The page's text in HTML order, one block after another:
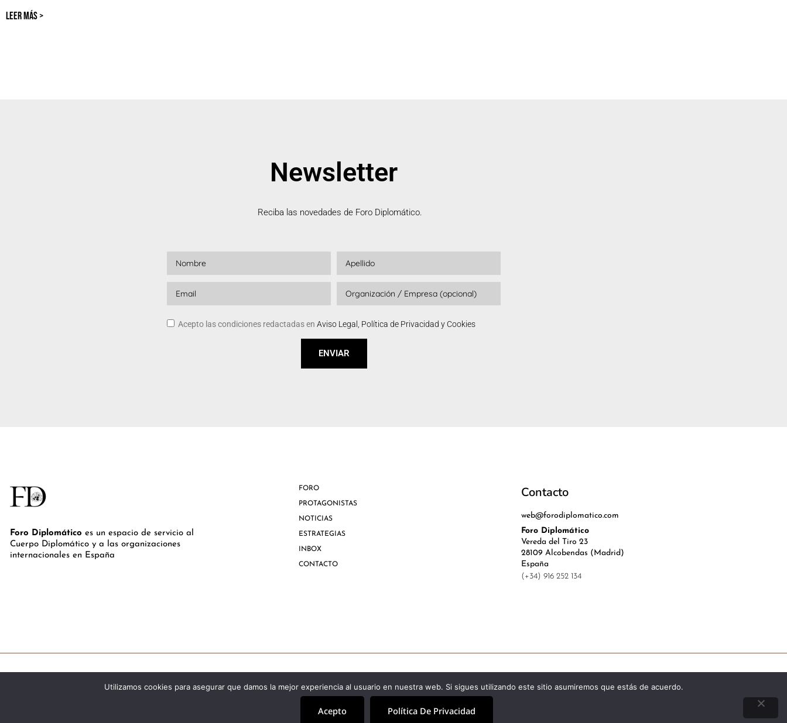
LEER MÁS >
Newsletter
Reciba las novedades de Foro Diplomático.
Acepto las condiciones redactadas en Aviso Legal, Política de Privacidad y Cookies
ENVIAR
Foro Diplomático es un espacio de servicio al
Cuerpo Diplomático y a las organizaciones
internacionales en España
FORO
PROTAGONISTAS
NOTICIAS
ESTRATEGIAS
INBOX
CONTACTO
Contacto
web@forodiplomatico.com
Foro Diplomático
Vereda del Tiro 23
28109 Alcobendas (Madrid)
España
(+34) 916 252 134
Utilizamos cookies para asegurar que damos la mejor experiencia al usuario en nuestra web. Si sigues utilizando este sitio asumiremos que estás de acuerdo.
Acepto Política De Privacidad